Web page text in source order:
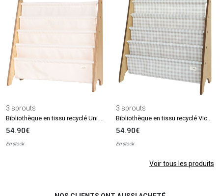
3 sprouts
54.90€
En stock
3 sprouts
54.90€
En stock
Voir tous les produits